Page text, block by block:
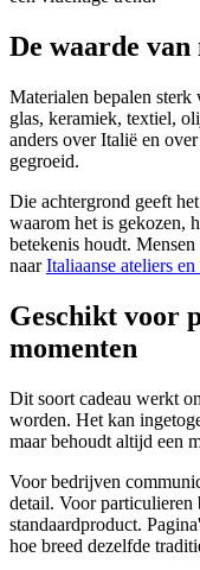
De waarde
Materialen bepalen sterk
glas, keramiek, textiel,
anders over Italië en
gegroeid.
Die achtergrond geeft
waarom het is gekozen,
betekenis houdt.
naarItaliaanse ateliers
Geschikt voor
momenten
Dit soort cadeau werkt
worden. Het kan
maar behoudt altijd een
Voor bedrijven
detail. Voor particulieren
standaardproduct.
hoe breed dezelfde